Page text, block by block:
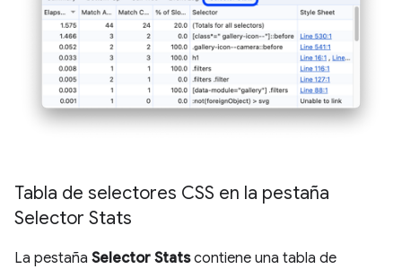
Tabla de selectores CSS en la pestaña
Selector Stats
La pestaña Selector Statscontiene una tabla de